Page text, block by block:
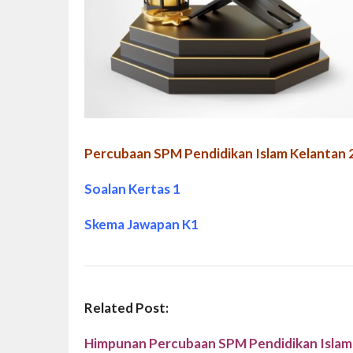
Percubaan SPM Pendidikan Islam Kelantan
Soalan Kertas 1
Skema Jawapan K1
Related Post:
Himpunan Percubaan SPM Pendidikan Islam